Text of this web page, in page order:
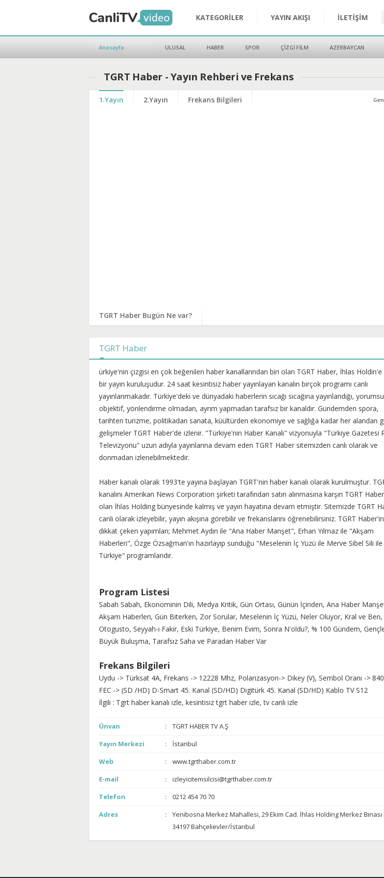
KATEGORİLER YAYIN AKIŞI İLETİŞİM
Anasayfa ULUSAL HABER SPOR ÇİZGİ FİLM AZERBAYCAN
TGRT Haber - Yayın Rehberi ve Frekans
1.Yayın 2.Yayın Frekans Bilgileri
TGRT Haber Bugün Ne var?
TGRT Haber
ürkiye'nin çizgisi en çok beğenilen haber kanallarından biri olan TGRT Haber, İhlas Holdin'e
bir yayın kuruluşudur. 24 saat kesintisiz haber yayınlayan kanalın birçok programı canlı
yayınlanmakadır. Türkiye'deki ve dünyadaki haberlerin sıcağı sıcağına yayınlandığı,
objektif, yönlendirme olmadan, ayrım yapmadan tarafsız bir kanaldır. Gündemden spora,
tarihten turizme, politikadan sanata, küültürden ekonomiye ve sağlığa kadar her alandan
gelişmeler TGRT Haber'de izlenir. "Türkiye'nin Haber Kanalı" vizyonuyla "Türkiye Gazetesi
Televizyonu" uzun adıyla yayınlarına devam eden TGRT Haber sitemizden canlı olarak ve
donmadan izlenebilmektedir.
Haber kanalı olarak 1993'te yayına başlayan TGRT'nin haber kanalı olarak kurulmuştur.
kanalını Amerikan News Corporation şirketi tarafından satın alınmasına karşın TGRT
olan İhlas Holding bünyesinde kalmış ve yayın hayatına devam etmiştir. Sitemizde TGRT
canlı olarak izleyebilir, yayın akışına görebilir ve frekanslarını öğrenebilirsiniz. TGRT
dikkat çeken yapımları; Mehmet Aydın ile "Ana Haber Manşet", Erhan Yılmaz ile "Akşam
Haberleri", Özge Özsağman'ın hazırlayıp sunduğu "Meselenin İç Yüzü ile Merve Sibel Sili ile
Türkiye" programlarıdır.
Program Listesi
Sabah Sabah, Ekonominin Dili, Medya Kritik, Gün Ortası, Günün İçinden, Ana Haber
Akşam Haberleri, Gün Biterken, Zor Sorular, Meselenin İç Yüzü, Neler Oluyor, Kral ve Ben,
Otogusto, Seyyah-ı Fakir, Eski Türkiye, Benim Evim, Sonra N'oldu?, % 100 Gündem,
Büyük Buluşma, Tarafsız Saha ve Paradan Haber Var
Frekans Bilgileri
Uydu -> Türksat 4A, Frekans -> 12228 Mhz, Polarizasyon-> Dikey (V), Sembol Oranı ->
FEC -> (SD /HD) D-Smart 45. Kanal (SD/HD) Digitürk 45. Kanal (SD/HD) Kablo TV S12
İlgili : Tgrt haber kanalı izle, kesintisiz tgrt haber izle, tv canlı izle
Ünvan
TGRT HABER TV A.Ş
Yayın Merkezi
İstanbul
Web
www.tgrthaber.com.tr
E-mail
izleyicitemsilcisi@tgrthaber.com.tr
Telefon
0212 454 70 70
Adres
Yenibosna Merkez Mahallesi, 29 Ekim Cad. İhlas Holding Merkez Binası
34197 Bahçelievler/İstanbul